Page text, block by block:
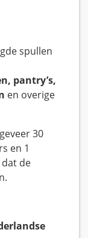
spullen
pantry’s,
en overige
30
en 1
de